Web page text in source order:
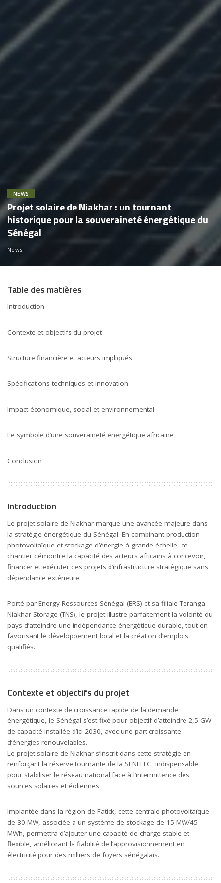
NEWS
Projet solaire de Niakhar : un tournant
historique pour la souveraineté énergétique du
Sénégal
News
Table des matières
Introduction
Contexte et objectifs du projet
Structure financière et acteurs impliqués
Spécifications techniques et innovation
Impact économique, social et environnemental
Le symbole d’une souveraineté énergétique africaine
Conclusion
Introduction
Le projet solaire de Niakhar marque une avancée majeure dans
la stratégie énergétique du Sénégal. En combinant production
photovoltaïque et stockage d’énergie à grande échelle, ce
chantier démontre la capacité des acteurs africains à concevoir,
financer et exécuter des projets d’infrastructure stratégique sans
dépendance extérieure.
Porté par Energy Ressources Sénégal (ERS) et sa filiale Teranga
Niakhar Storage (TNS), le projet illustre parfaitement la volonté du
pays d’atteindre une indépendance énergétique durable, tout en
favorisant le développement local et la création d’emplois
qualifiés.
Contexte et objectifs du projet
Dans un contexte de croissance rapide de la demande
énergétique, le Sénégal s’est fixé pour objectif d’atteindre 2,5 GW
de capacité installée d’ici 2030, avec une part croissante
d’énergies renouvelables.
Le projet solaire de Niakhar s’inscrit dans cette stratégie en
renforçant la réserve tournante de la SENELEC, indispensable
pour stabiliser le réseau national face à l’intermittence des
sources solaires et éoliennes.
Implantée dans la région de Fatick, cette centrale photovoltaïque
de 30 MW, associée à un système de stockage de 15 MW/45
MWh, permettra d’ajouter une capacité de charge stable et
flexible, améliorant la fiabilité de l’approvisionnement en
électricité pour des milliers de foyers sénégalais.